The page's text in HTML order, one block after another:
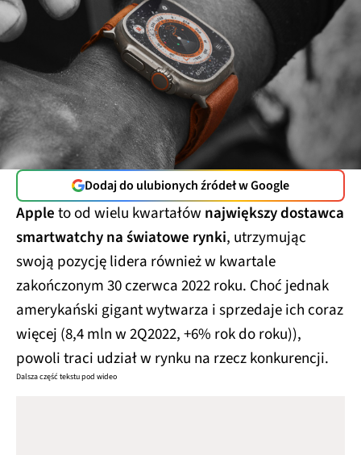
Dodaj do ulubionych źródeł w Google
Appleto od wielu kwartałów największy dostawca
smartwatchy na światowe rynki, utrzymując
swoją pozycję lidera również w kwartale
zakończonym 30 czerwca 2022 roku. Choć jednak
amerykański gigant wytwarza i sprzedaje ich coraz
więcej (8,4 mln w 2Q2022, +6% rok do roku)),
powoli traci udział w rynku na rzecz konkurencji.
Dalsza część tekstu pod wideo